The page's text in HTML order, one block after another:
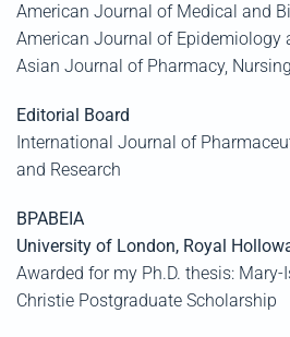
American Journal of Medical and
American Journal of Epidemiology
Asian Journal of Pharmacy,
Editorial Board
International Journal of
and Research
ΒΡΑΒΕΙΑ
University of London, Royal
Awarded for my Ph.D. thesis:
Christie Postgraduate Scholarship